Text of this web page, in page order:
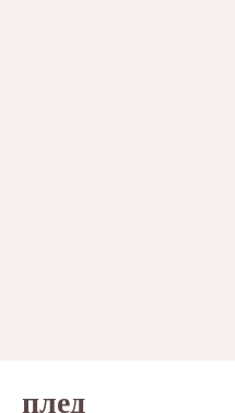
плед